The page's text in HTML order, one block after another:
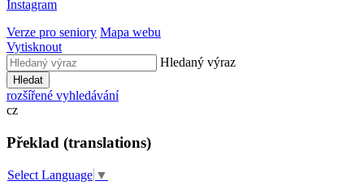
Instagram
Verze pro seniory Mapa webu
Vytisknout
Hledaný výraz
Hledat
rozšířené vyhledávání
cz
Překlad (translations)
Select Language ▼